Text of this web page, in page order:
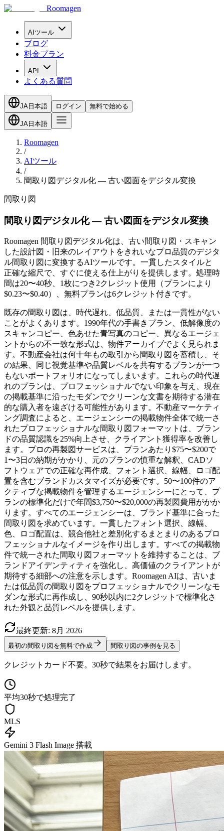
Roomagen
AIツール
ブログ
料金プラン
API
よくある質問
JA 日本語 ログイン 無料で始める
JA 日本語
Roomagen
/
AIツール
/
間取り図デジタル化 — 古い図面をデジタル変換
間取り図
間取り図デジタル化 — 古い図面をデジタル変換
Roomagen 間取り図デジタル化は、古い間取り図・スキャン
した設計図・旧来のレイアウトをきれいなプロ品質のデジタ
ル間取り図に変換するAIツールです。一貫したスタイルと
正確な縮尺で、すぐに使える仕上がりを提供します。処理時
間は20〜40秒、1枚につき2クレジット使用（プランにより
$0.23〜$0.40）、無料プランは6クレジット付きです。
既存の間取り図は、時代遅れ、低品質、または一貫性がない
ことがよくあります。1990年代の手書きプラン、低解像度の
スキャンコピー、色あせた青写真のコピー、異なるエージェ
ントからの不一致な形式は、物件アーカイブでよく見られま
す。不動産会社は何十年もの取引から間取り図を蓄積し、そ
の結果、同じ視覚基準や品質レベルを共有するプランが一つ
もないポートフォリオになってしまいます。これらの時代遅
れのプランは、プロフェッショナルでない印象を与え、現在
の掲載基準に沿ったモダンでクリーンな文書を期待する潜在
的な購入者を遠ざける可能性があります。不動産マーケティ
ング調査によると、エージェンシーの掲載物件全体で統一さ
れたプロフェッショナルな間取り図フォーマットは、ブラン
ドの品質認識を25%向上させ、クライアント獲得率を改善し
ます。プロの再製図サービスは、プランあたり$75〜$200で
1〜3日の納期がかかり、元のプランの慎重な解釈、CADソ
フトウェアでの正確な再作成、フォント選択、線幅、ロゴ配
置を含むブランドカスタマイズが必要です。50〜100件のア
クティブな掲載物件を管理するエージェンシーにとって、プ
ランの標準化だけで年間$3,750〜$20,000の再製図費用がかか
ります。すべてのエージェンシーは、ブランド基準に合った
間取り図を求めています。一貫したフォント選択、線幅、
色、ロゴ配置は、競合他社と差別化するまとまりのあるプロ
フェッショナルなイメージを作り出します。すべての掲載物
件で統一された間取り図フォーマットを維持することは、ブ
ランドアイデンティティを強化し、高価値のクライアントが
期待する細部への注意を示します。Roomagen AIは、古いま
たは低品質の間取り図をプロフェッショナルでクリーンなモ
ダンな形式に再作成し、90秒以内に2クレジットで標準化さ
れた外観と品質レベルを提供します。
最終更新: 8月 2026
最初の間取り図を無料で作成 間取り図の事例を見る
クレジットカード不要。30秒で結果をお届けします。
平均30秒で処理完了
MLS
Gemini 3 Flash Image 搭載